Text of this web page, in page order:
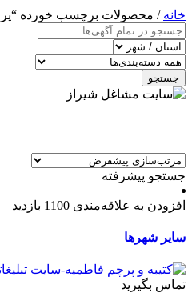
خانه / محصولات برچسب خورده
جستجو
جستجو پیشرفته
افزودن به علاقه‌مندی 1100 بازدید
سایر شهرها
تماس بگیرید